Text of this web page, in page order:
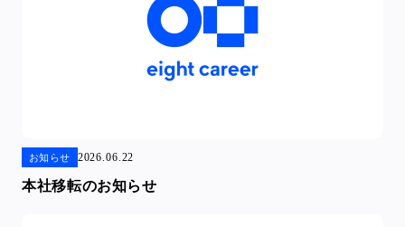
お知らせ 2026.06.22
本社移転のお知らせ